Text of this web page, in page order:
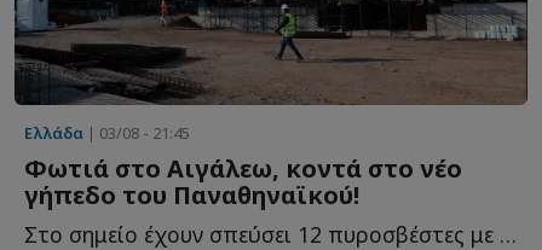
Ελλάδα | 03/08 - 21:45
Φωτιά στο Αιγάλεω, κοντά στο νέο
γήπεδο του Παναθηναϊκού!
Στο σημείο έχουν σπεύσει 12 πυροσβέστες με τέσσερα οχήματα, ε...